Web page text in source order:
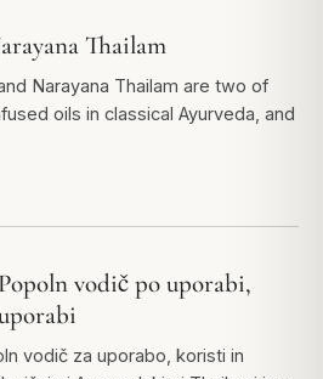
Thailam
Narayana Thailam are two of
oils in classical Ayurveda, and
vodič po uporabi,
vodič za uporabo, koristi in